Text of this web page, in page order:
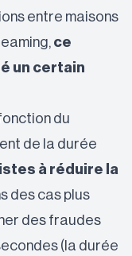
entre maisons
ce
un certain
du
de la durée
à réduire la
des cas plus
des fraudes
(la durée